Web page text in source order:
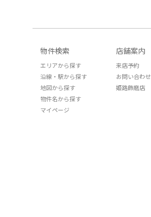
物件検索
エリアから探す
沿線・駅から探す
地図から探す
物件名から探す
マイページ
店舗案内
来店予約
お問い合わせ
姫路飾磨店